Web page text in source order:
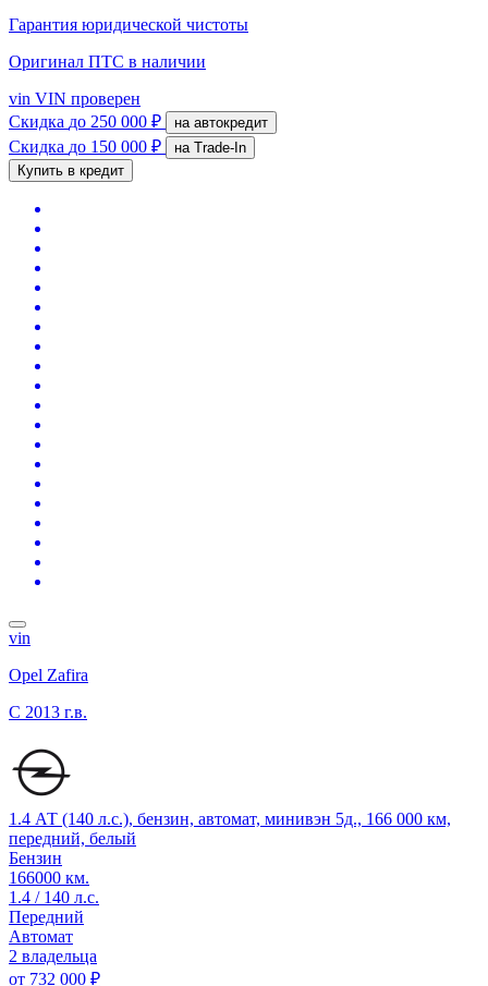
Гарантия юридической чистоты
Оригинал ПТС в наличии
vin VIN проверен
Скидка до 250 000 ₽ на автокредит
Скидка до 150 000 ₽
на Trade-In
Купить в кредит
vin
Opel Zafira
C 2013 г.в.
1.4 АТ (140 л.с.), бензин, автомат, минивэн 5д., 166 000 км,
передний, белый
Бензин
166000 км.
1.4 / 140 л.с.
Передний
Автомат
2 владельца
от 732 000 ₽